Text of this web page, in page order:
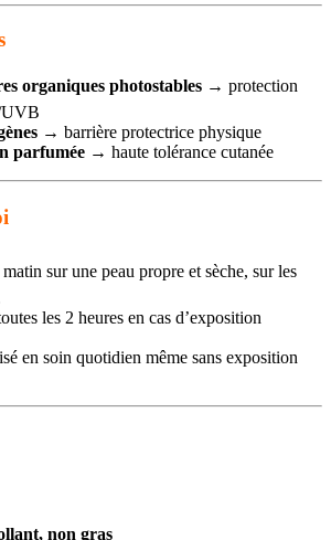
organiques photostables → protection
UVB
→ barrière protectrice physique
parfumée → haute tolérance cutanée
sur une peau propre et sèche, sur les
les 2 heures en cas d’exposition
en soin quotidien même sans exposition
non gras